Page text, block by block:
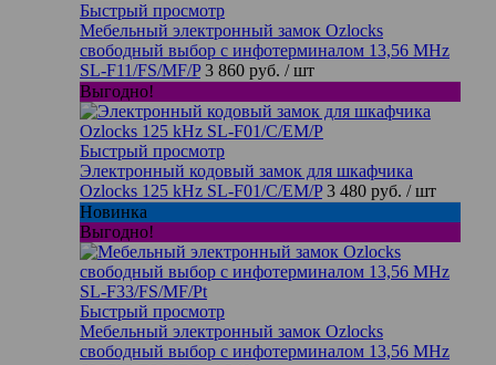
Быстрый просмотр
Мебельный электронный замок Ozlocks
свободный выбор с инфотерминалом 13,56 MHz
SL-F11/FS/MF/P 3 860 руб. / шт
Выгодно!
Быстрый просмотр
Электронный кодовый замок для шкафчика
Ozlocks 125 kHz SL-F01/C/EM/P 3 480 руб. / шт
Новинка
Выгодно!
Быстрый просмотр
Мебельный электронный замок Ozlocks
свободный выбор с инфотерминалом 13,56 MHz